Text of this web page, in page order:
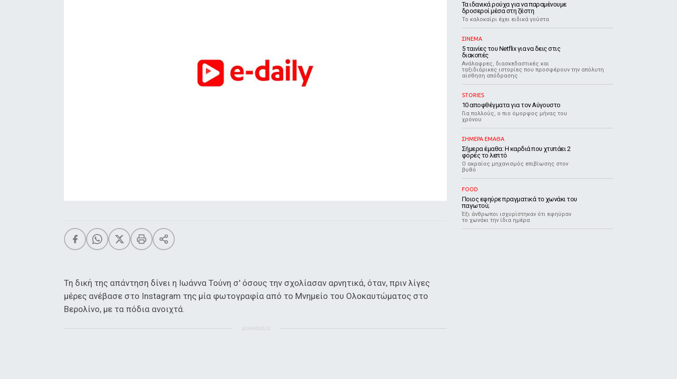
Τη δική της απάντηση δίνει η Ιωάννα Τούνη σ' όσους την σχολίασαν αρνητικά, όταν, πριν λίγες
μέρες ανέβασε στο Instagram της μία φωτογραφία από το Μνημείο του Ολοκαυτώματος στο
Βερολίνο, με τα πόδια ανοιχτά.
ΔΙΑΦΗΜΙΣΗ
Τα ιδανικά ρούχα για να παραμένουμε
δροσεροί μέσα στη ζέστη
To καλοκαίρι έχει ειδικά γούστα
ΣΙΝΕΜΑ
5 ταινίες του Netflix για να δεις στις
διακοπές
Aνάλαφρες, διασκεδαστικές και
ταξιδιάρικες ιστορίες που προσφέρουν την απόλυτη
αίσθηση απόδρασης
STORIES
10 αποφθέγματα για τον Αύγουστο
Για πολλούς, ο πιο όμορφος μήνας του
χρόνου
ΣΗΜΕΡΑ ΕΜΑΘΑ
Σήμερα έμαθα: Η καρδιά που χτυπάει 2
φορές το λεπτό
Ο ακραίος μηχανισμός επιβίωσης στον
βυθό
FOOD
Ποιος εφηύρε πραγματικά το χωνάκι του
παγωτού;
Έξι άνθρωποι ισχυρίστηκαν ότι εφηύραν
το χωνάκι την ίδια ημέρα